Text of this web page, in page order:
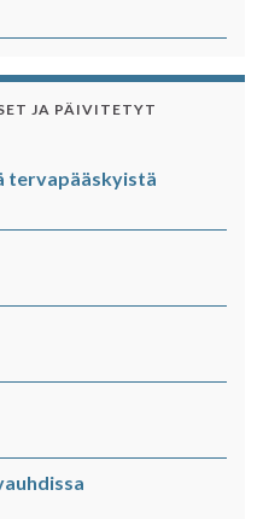
JA PÄIVITETYT
tervapääskyistä